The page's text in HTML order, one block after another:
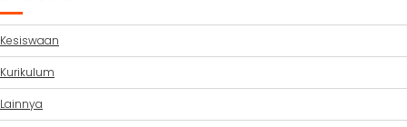
Kesiswaan
Kurikulum
Lainnya